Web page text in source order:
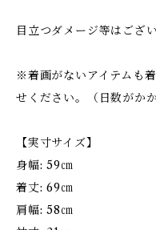
目立つダメージ等はござ
※着画がないアイテムも
せください。（日数がか
【実寸サイズ】
身幅: 59㎝
着丈: 69㎝
肩幅: 58㎝